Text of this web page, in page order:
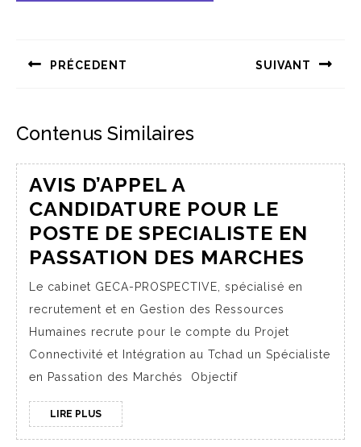
PRÉCEDENT SUIVANT
Contenus Similaires
AVIS D’APPEL A
CANDIDATURE POUR LE
POSTE DE SPECIALISTE EN
PASSATION DES MARCHES
Le cabinet GECA-PROSPECTIVE, spécialisé en
recrutement et en Gestion des Ressources
Humaines recrute pour le compte du Projet
Connectivité et Intégration au Tchad un Spécialiste
en Passation des Marchés Objectif
LIRE PLUS